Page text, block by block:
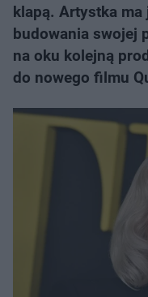
klapą. Artystka
budowania swojej
na oku kolejną
do nowego filmu